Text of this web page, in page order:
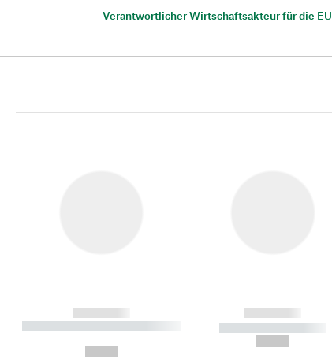
Verantwortlicher Wirtschaftsakteur für die EU
------------
----------- ----------- ----------
------------
----------- -----------